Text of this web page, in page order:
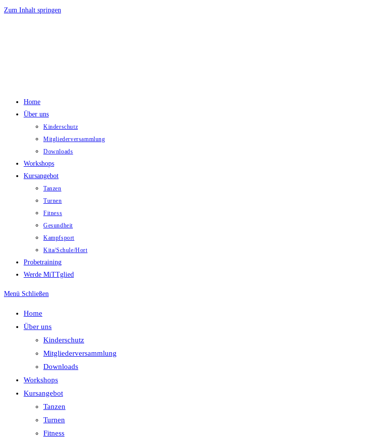
Zum Inhalt springen
Home
Über uns
Kinderschutz
Mitgliederversammlung
Downloads
Workshops
Kursangebot
Tanzen
Turnen
Fitness
Gesundheit
Kampfsport
Kita/Schule/Hort
Probetraining
Werde MiTTglied
Menü Schließen
Home
Über uns
Kinderschutz
Mitgliederversammlung
Downloads
Workshops
Kursangebot
Tanzen
Turnen
Fitness